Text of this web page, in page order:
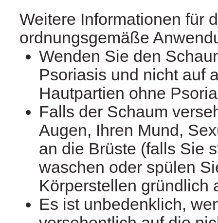
Weitere Informationen für
ordnungsgemäße
Wenden Sie den
Psoriasis und nicht auf
Hautpartien ohne
Falls der Schaum
Augen, Ihren Mund,
an die Brüste (falls Sie
waschen oder spülen
Körperstellen gründlich
Es ist unbedenklich,